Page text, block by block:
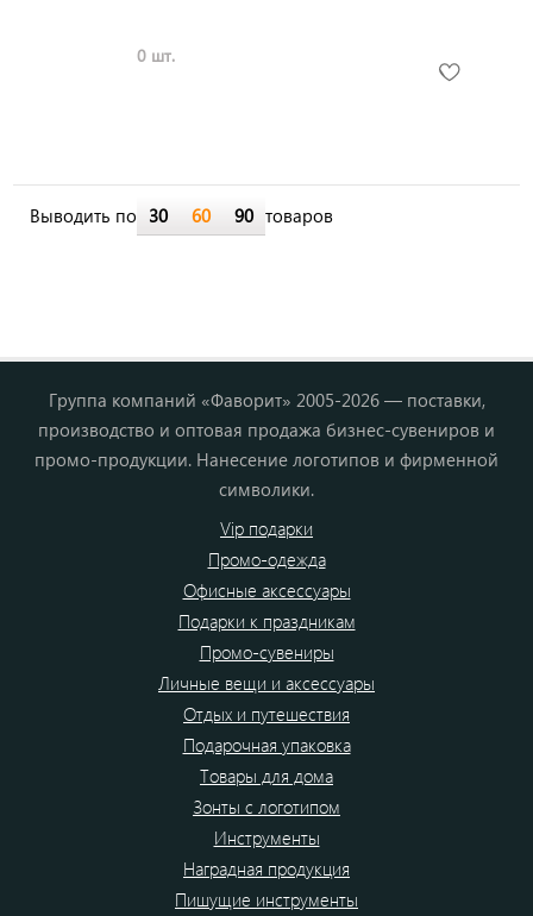
0 шт.
Выводить по 30 60 90 товаров
Группа компаний «Фаворит» 2005-2026 — поставки,
производство и оптовая продажа бизнес-сувениров и
промо-продукции. Нанесение логотипов и фирменной
символики.
Vip подарки
Промо-одежда
Офисные аксессуары
Подарки к праздникам
Промо-сувениры
Личные вещи и аксессуары
Отдых и путешествия
Подарочная упаковка
Товары для дома
Зонты с логотипом
Инструменты
Наградная продукция
Пишущие инструменты